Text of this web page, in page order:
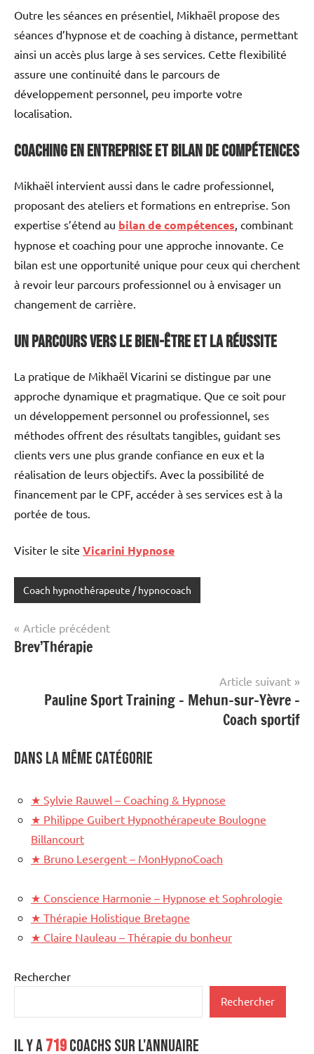
Outre les séances en présentiel, Mikhaël propose des
séances d’hypnose et de coaching à distance, permettant
ainsi un accès plus large à ses services. Cette flexibilité
assure une continuité dans le parcours de
développement personnel, peu importe votre
localisation.
Coaching en entreprise et bilan de compétences
Mikhaël intervient aussi dans le cadre professionnel,
proposant des ateliers et formations en entreprise. Son
expertise s’étend au bilan de compétences , combinant
hypnose et coaching pour une approche innovante. Ce
bilan est une opportunité unique pour ceux qui cherchent
à revoir leur parcours professionnel ou à envisager un
changement de carrière.
Un parcours vers le bien-être et la réussite
La pratique de Mikhaël Vicarini se distingue par une
approche dynamique et pragmatique. Que ce soit pour
un développement personnel ou professionnel, ses
méthodes offrent des résultats tangibles, guidant ses
clients vers une plus grande confiance en eux et la
réalisation de leurs objectifs. Avec la possibilité de
financement par le CPF, accéder à ses services est à la
portée de tous.
Visiter le site Vicarini Hypnose
site
mis
Coach hypnothérapeute / hypnocoach
Navigation
de
Article précédent
Brev’Thérapie
Article suivant
Pauline Sport Training – Mehun-sur-Yèvre –
Coach sportif
Dans la même catégorie
★ Sylvie Rauwel – Coaching & Hypnose
★ Philippe Guibert Hypnothérapeute Boulogne
Billancourt
★ Bruno Lesergent – MonHypnoCoach
★ Conscience Harmonie – Hypnose et Sophrologie
★ Thérapie Holistique Bretagne
★ Claire Nauleau – Thérapie du bonheur
Rechercher
Rechercher
Il y a719coachs sur l'annuaire